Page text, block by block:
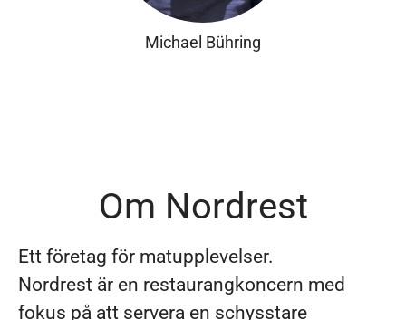
Michael Bühring
Om Nordrest
Ett företag för matupplevelser.
Nordrest är en restaurangkoncern med
fokus på att servera en schysstare